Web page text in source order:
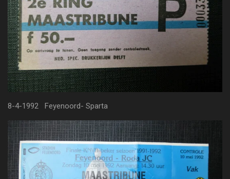
8-4-1992 Feyenoord- Sparta